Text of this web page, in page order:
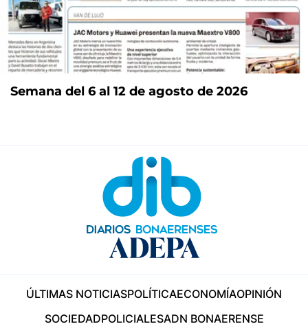
Semana del 6 al 12 de agosto de 2026
ÚLTIMAS NOTICIASPOLÍTICAECONOMÍAOPINIÓN
SOCIEDADPOLICIALESADN BONAERENSE